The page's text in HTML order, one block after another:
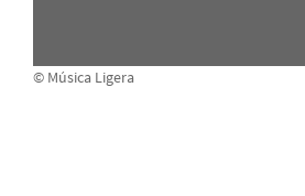
© Música Ligera